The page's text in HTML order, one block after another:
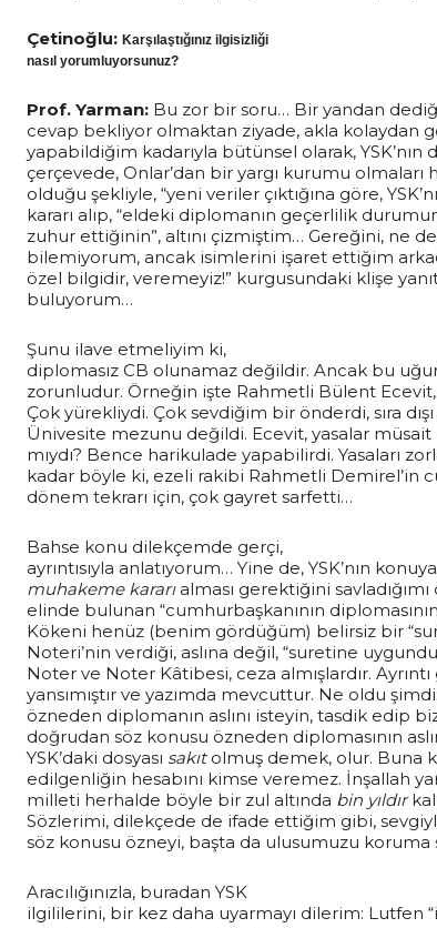
Çetinoğlu: Karşılaştığınız ilgisizliği
nasıl yorumluyorsunuz?
Prof. Yarman: Bu zor bir soru… Bir yandan
cevap bekliyor olmaktan ziyade, akla kolaydan
yapabildiğim kadarıyla bütünsel olarak, YSK’nın
çerçevede, Onlar’dan bir yargı kurumu
olduğu şekliyle, “yeni veriler çıktığına göre,
kararı alıp, “eldeki diplomanın geçerlilik
zuhur ettiğinin”, altını çizmiştim… Gereğini, ne
bilemiyorum, ancak isimlerini işaret ettiğim
özel bilgidir, veremeyiz!” kurgusundaki klişe
buluyorum…
Şunu ilave etmeliyim ki,
diplomasız CB olunamaz değildir. Ancak bu
zorunludur. Örneğin işte Rahmetli Bülent
Çok yürekliydi. Çok sevdiğim bir önderdi, sıra
Ünivesite mezunu değildi. Ecevit, yasalar müsait
mıydı? Bence harikulade yapabilirdi. Yasaları
kadar böyle ki, ezeli rakibi Rahmetli Demirel’in
dönem tekrarı için, çok gayret sarfetti…
Bahse konu dilekçemde gerçi,
ayrıntısıyla anlatıyorum… Yine de, YSK’nın
muhakeme kararıalması gerektiğini savladığımı
elinde bulunan “cumhurbaşkanının
Kökeni henüz (benim gördüğüm) belirsiz bir
Noteri’nin verdiği, aslına değil, “suretine
Noter ve Noter Kâtibesi, ceza almışlardır. Ayrıntı
yansımıştır ve yazımda mevcuttur. Ne oldu
özneden diplomanın aslını isteyin, tasdik edip
doğrudan söz konusu özneden diplomasının
YSK’daki dosyası sakıtolmuş demek, olur. Buna
edilgenliğin hesabını kimse veremez. İnşallah
milleti herhalde böyle bir zul altında bin yıldır
Sözlerimi, dilekçede de ifade ettiğim gibi,
söz konusu özneyi, başta da ulusumuzu koruma
Aracılığınızla, buradan YSK
ilgililerini, bir kez daha uyarmayı dilerim: Lutfen